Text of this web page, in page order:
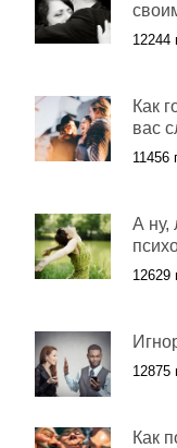
12244
Как
вас
11456
А ну,
12629
12875
Как